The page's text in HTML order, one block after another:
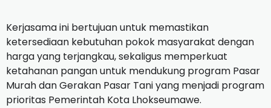
Kerjasama ini bertujuan untuk memastikan
ketersediaan kebutuhan pokok masyarakat dengan
harga yang terjangkau, sekaligus memperkuat
ketahanan pangan untuk mendukung program Pasar
Murah dan Gerakan Pasar Tani yang menjadi program
prioritas Pemerintah Kota Lhokseumawe.